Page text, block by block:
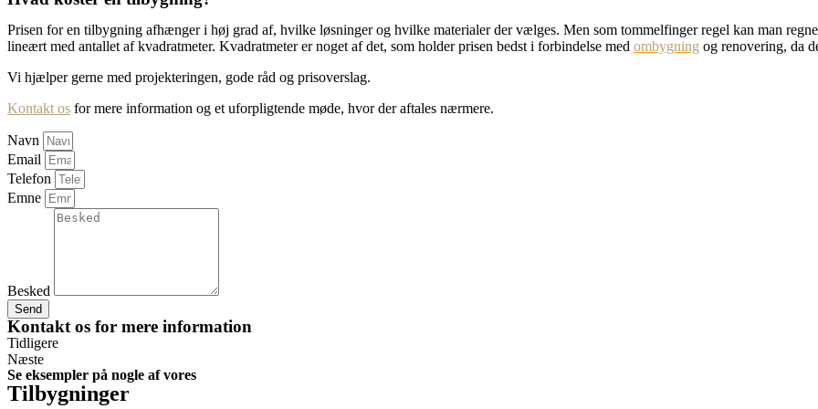
Prisen for en tilbygning afhænger i høj grad af, hvilke løsninger og hvilke materialer der vælges. Men som tommelfinger regel kan man
lineært med antallet af kvadratmeter. Kvadratmeter er noget af det, som holder prisen bedst i forbindelse med ombygning og renovering, da
Vi hjælper gerne med projekteringen, gode råd og prisoverslag.
Kontakt os for mere information og et uforpligtende møde, hvor der aftales nærmere.
Navn
Email
Telefon
Emne
Besked
Send
Kontakt os for mere information
Tidligere
Næste
Se eksempler på nogle af vores
Tilbygninger